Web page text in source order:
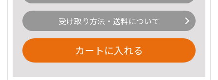
受け取り方法・送料について
カートに入れる